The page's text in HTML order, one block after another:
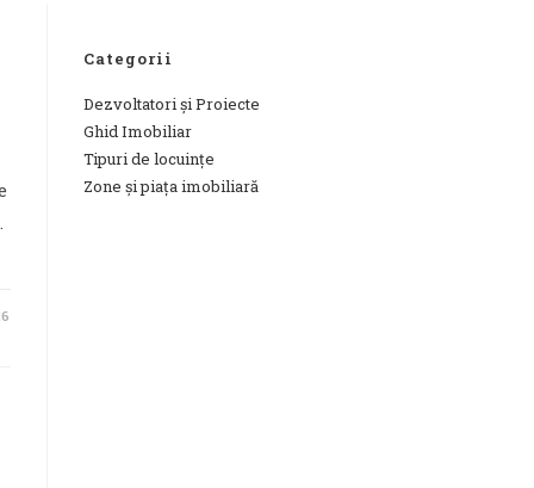
Categorii
Dezvoltatori și Proiecte
Ghid Imobiliar
Tipuri de locuințe
Zone și piața imobiliară